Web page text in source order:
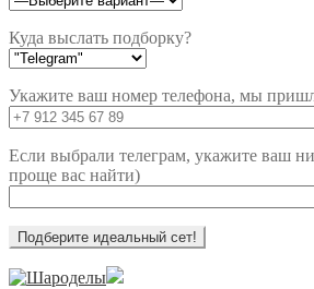
Куда выслать подборку?
Укажите ваш номер телефона, мы
Если выбрали телеграм, укажите ваш
проще вас найти)
Перейти
Перейти